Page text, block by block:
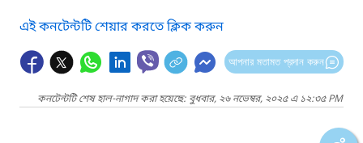
এই কনটেন্টটি শেয়ার করতে ক্লিক করুন
আপনার মতামত প্রদান করুন
কনটেন্টটি শেষ হাল-নাগাদ করা হয়েছে: বুধবার, ২৬ নভেম্বর, ২০২৫ এ ১২:৩৫ PM